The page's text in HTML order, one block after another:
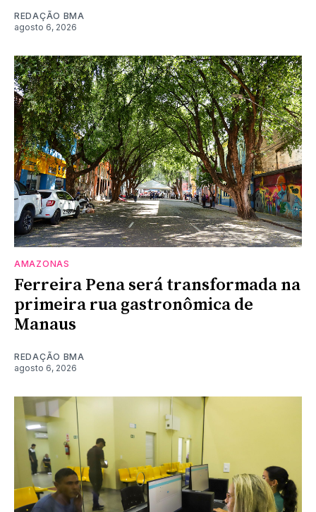
REDAÇÃO BMA
agosto 6, 2026
AMAZONAS
Ferreira Pena será transformada na
primeira rua gastronômica de
Manaus
REDAÇÃO BMA
agosto 6, 2026